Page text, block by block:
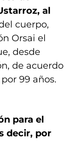
al
cuerpo,
Orsai el
desde
de acuerdo
99 años.
para el
decir, por